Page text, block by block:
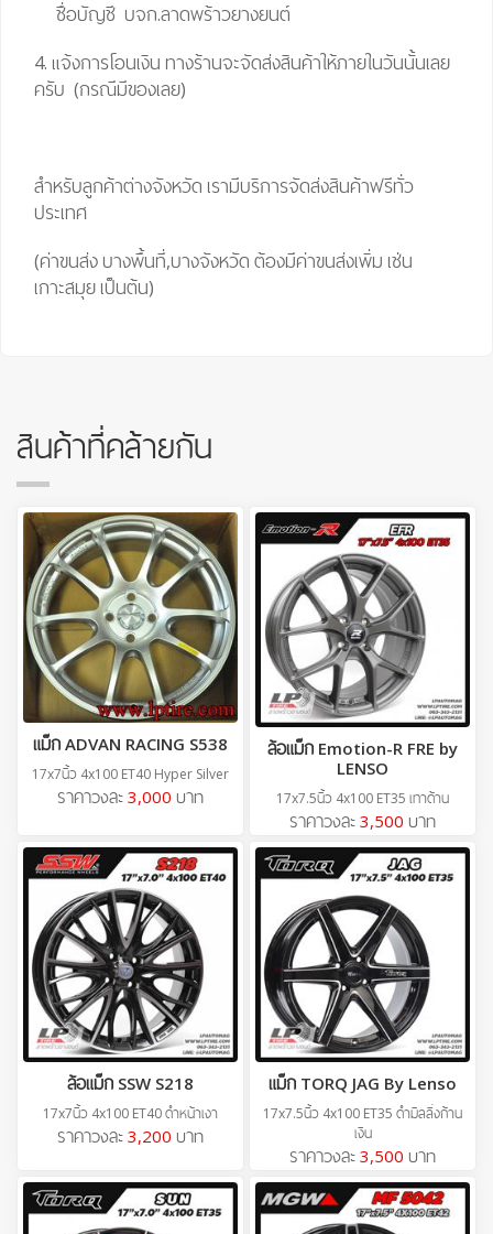
ชื่อบัญชี บจก.ลาดพร้าวยางยนต์
4. แจ้งการโอนเงิน ทางร้านจะจัดส่งสินค้าให้ภายในวันนั้นเลย
ครับ (กรณีมีของเลย)
สำหรับลูกค้าต่างจังหวัด เรามีบริการจัดส่งสินค้าฟรีทั่ว
ประเทศ
(ค่าขนส่ง บางพื้นที่,บางจังหวัด ต้องมีค่าขนส่งเพิ่ม เช่น
เกาะสมุย เป็นต้น)
สินค้าที่คล้ายกัน
แม็ก ADVAN RACING S538
17x7นิ้ว 4x100 ET40 Hyper Silver
ราคาวงละ 3,000 บาท
ล้อแม็ก Emotion-R FRE by
LENSO
17x7.5นิ้ว 4x100 ET35 เทาด้าน
ราคาวงละ 3,500 บาท
ล้อแม็ก SSW S218
17x7นิ้ว 4x100 ET40 ดำหน้าเงา
ราคาวงละ 3,200 บาท
แม็ก TORQ JAG By Lenso
17x7.5นิ้ว 4x100 ET35 ดำมิลลิ่งก้าน
เงิน
ราคาวงละ 3,500 บาท